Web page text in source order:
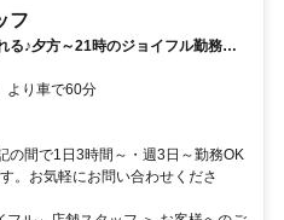
フ
る♪夕方～21時のジョイフル勤務で
より車で60分
間で1日3時間～・週3日～勤務OK
。お気軽にお問い合わせくださ